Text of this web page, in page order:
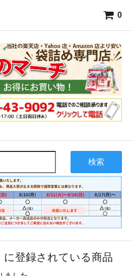
0
検索
に登録されている商品